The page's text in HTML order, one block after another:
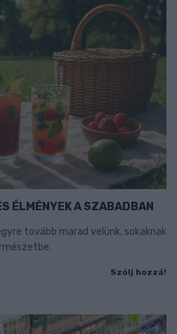
ÉLMÉNYEK A SZABADBAN
tovább marad velünk, sokaknak
Szólj hozzá!